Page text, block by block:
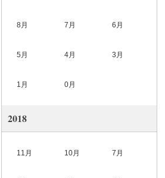
8月 7月 6月
5月 4月 3月
1月 0月
2018
11月 10月 7月